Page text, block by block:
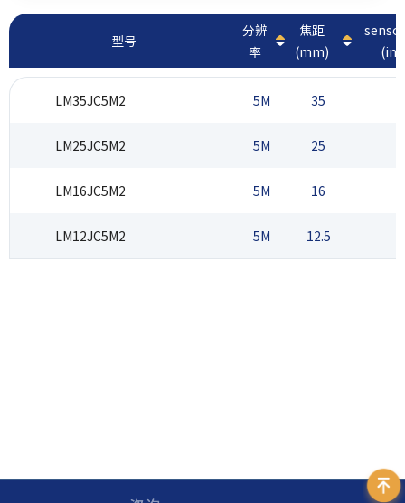
型号
分辨
率
焦距
(mm)
LM35JC5M2 5M 35
LM25JC5M2 5M 25
LM16JC5M2 5M 16
LM12JC5M2 5M 12.5